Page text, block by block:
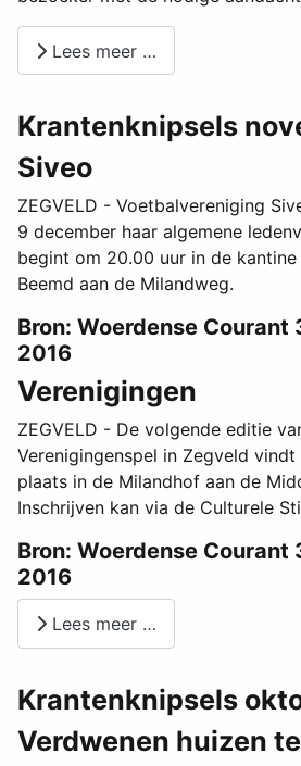
Lees meer …
Krantenknipsels
Siveo
ZEGVELD - Voetbalvereniging
9 december haar algemene
begint om 20.00 uur in de
Beemd aan de Milandweg.
Bron: Woerdense Courant
2016
Verenigingen
ZEGVELD - De volgende editie
Verenigingenspel in Zegveld
plaats in de Milandhof aan de
Inschrijven kan via de Culturele
Bron: Woerdense Courant
2016
Lees meer …
Krantenknipsels
Verdwenen huizen